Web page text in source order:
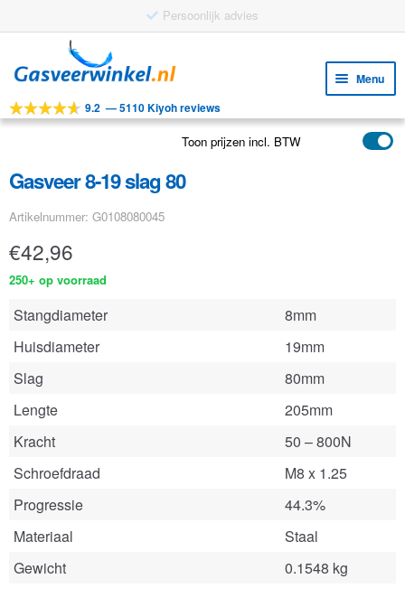
Persoonlijk advies
door
navigatie
naar
inhoud
Menu
Tools
Toepassingen
Klantenservice
FAQ
9.2 —5110 Kiyoh reviews
Toon prijzen incl. BTW
Gasveer 8-19 slag 80
Artikelnummer: G0108080045
€42,96
250+ op voorraad
Stangdiameter
8mm
Huisdiameter
19mm
Slag
80mm
Lengte
205mm
Kracht
50 – 800N
Schroefdraad
M8 x 1.25
Progressie
44.3%
Materiaal
Staal
Gewicht
0.1548 kg